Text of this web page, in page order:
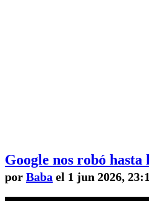
Google nos robó
por Baba el 1 jun 2026,